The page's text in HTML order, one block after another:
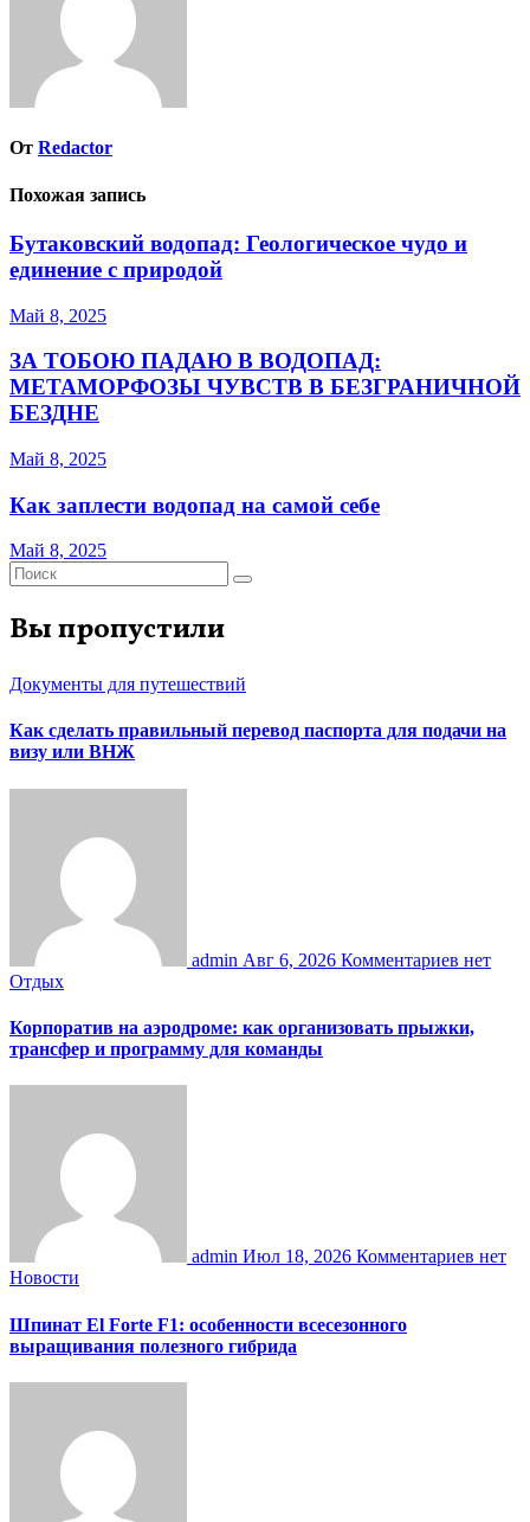
От Redactor
Похожая запись
Бутаковский водопад: Геологическое чудо и
единение с природой
Май 8, 2025
ЗА ТОБОЮ ПАДАЮ В ВОДОПАД:
МЕТАМОРФОЗЫ ЧУВСТВ В БЕЗГРАНИЧНОЙ
БЕЗДНЕ
Май 8, 2025
Как заплести водопад на самой себе
Май 8, 2025
Вы пропустили
Документы для путешествий
Как сделать правильный перевод паспорта для подачи на
визу или ВНЖ
admin Авг 6, 2026 Комментариев нет
Отдых
Корпоратив на аэродроме: как организовать прыжки,
трансфер и программу для команды
admin Июл 18, 2026 Комментариев нет
Новости
Шпинат El Forte F1: особенности всесезонного
выращивания полезного гибрида